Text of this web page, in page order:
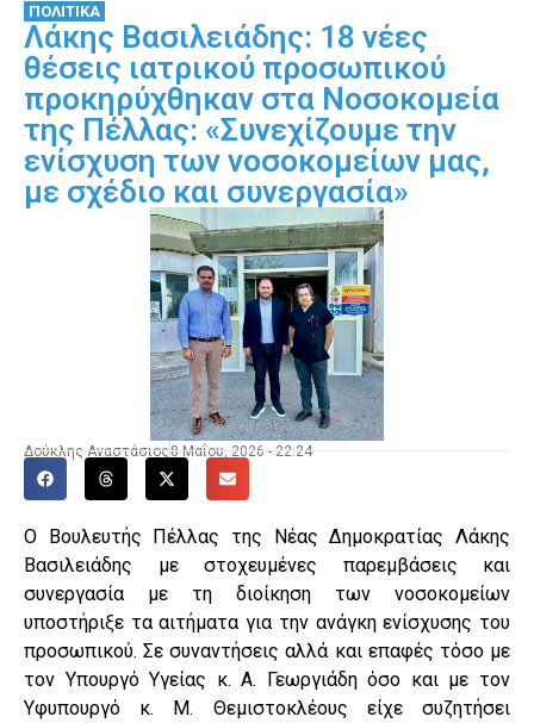
ΠΟΛΙΤΙΚΑ
Λάκης Βασιλειάδης: 18 νέες
θέσεις ιατρικού προσωπικού
προκηρύχθηκαν στα Νοσοκομεία
της Πέλλας: «Συνεχίζουμε την
ενίσχυση των νοσοκομείων μας,
με σχέδιο και συνεργασία»
Δούκλης Αναστάσιος 8 Μαΐου, 2026 - 22:24
Ο Βουλευτής Πέλλας της Νέας Δημοκρατίας Λάκης
Βασιλειάδης με στοχευμένες παρεμβάσεις και
συνεργασία με τη διοίκηση των νοσοκομείων
υποστήριξε τα αιτήματα για την ανάγκη ενίσχυσης του
προσωπικού. Σε συναντήσεις αλλά και επαφές τόσο με
τον Υπουργό Υγείας κ. Α. Γεωργιάδη όσο και με τον
Υφυπουργό κ. Μ. Θεμιστοκλέους είχε συζητήσει